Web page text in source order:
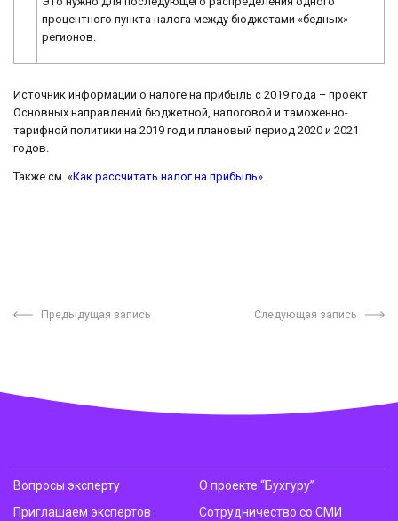
процентного пункта налога между бюджетами «бедных»
регионов.
Источник информации о налоге на прибыль с 2019 года – проект
Основных направлений бюджетной, налоговой и таможенно-
тарифной политики на 2019 год и плановый период 2020 и 2021
годов.
Также см. «Как рассчитать налог на прибыль».
Предыдущая запись Следующая запись
Вопросы эксперту
Приглашаем экспертов
О проекте “Бухгуру”
Сотрудничество со СМИ